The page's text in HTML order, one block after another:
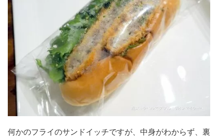
何かのフライのサンドイッチですが、中身がわからず、裏